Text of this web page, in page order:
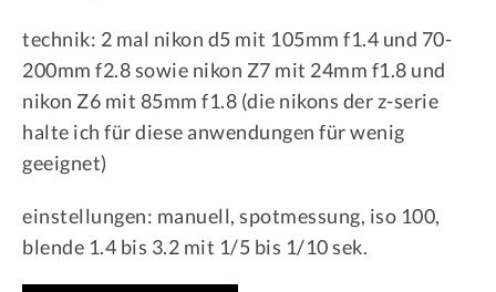
technik: 2 mal nikon d5 mit 105mm f1.4 und 70-
200mm f2.8 sowie nikon Z7 mit 24mm f1.8 und
nikon Z6 mit 85mm f1.8 (die nikons der z-serie
halte ich für diese anwendungen für wenig
geeignet)
einstellungen: manuell, spotmessung, iso 100,
blende 1.4 bis 3.2 mit 1/5 bis 1/10 sek.